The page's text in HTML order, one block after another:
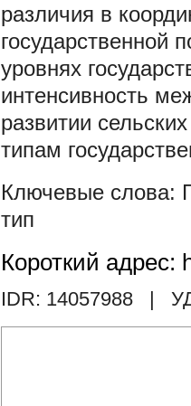
различия в
государственной
уровнях
интенсивность
развитии
типам
тип
Короткий адрес:
IDR: 14057988 |